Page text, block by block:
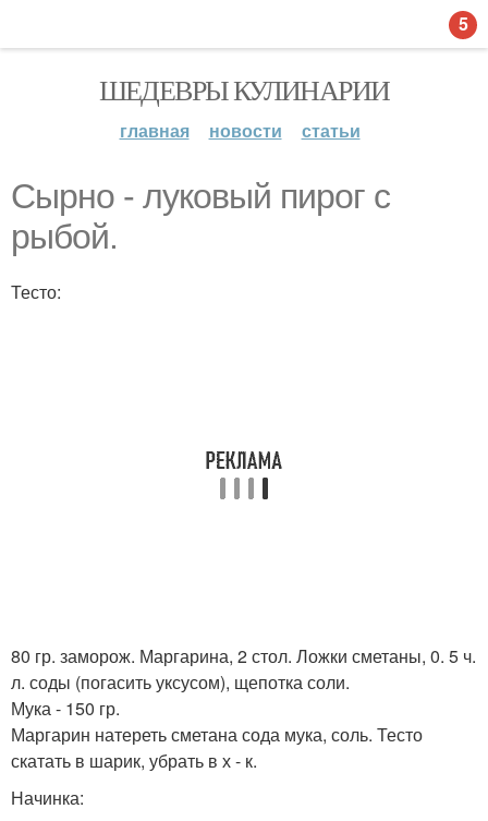
ШЕДЕВРЫ КУЛИНАРИИ
главная новости статьи
Сырно - луковый пирог с
рыбой.
Тесто:
80 гр. заморож. Маргарина, 2 стол. Ложки сметаны, 0. 5 ч.
л. соды (погасить уксусом), щепотка соли.
Мука - 150 гр.
Маргарин натереть сметана сода мука, соль. Тесто
скатать в шарик, убрать в х - к.
Начинка:
5